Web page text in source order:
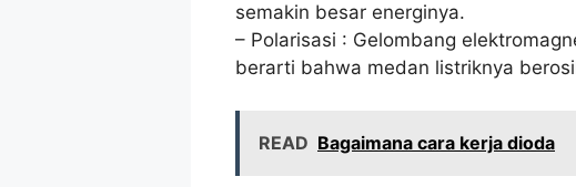
semakin besar energinya.
– Polarisasi : Gelombang
berarti bahwa medan listriknya
READ Bagaimana cara kerja dioda